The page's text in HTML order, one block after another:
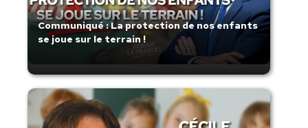
Communiqué : La protection de nos enfants
se joue sur le terrain !